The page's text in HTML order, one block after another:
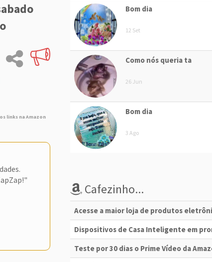
links na Amazon
Bom dia
12 Set
Como nós queria ta
26 Jun
Bom dia
3 Ago
Cafezinho...
Acesse a maior loja de produtos
Dispositivos de Casa Inteligente em
Teste por 30 dias o Prime Vídeo da